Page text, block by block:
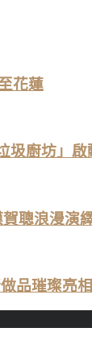
花蓮
圾廚坊」
聰浪漫演
品璀璨亮相